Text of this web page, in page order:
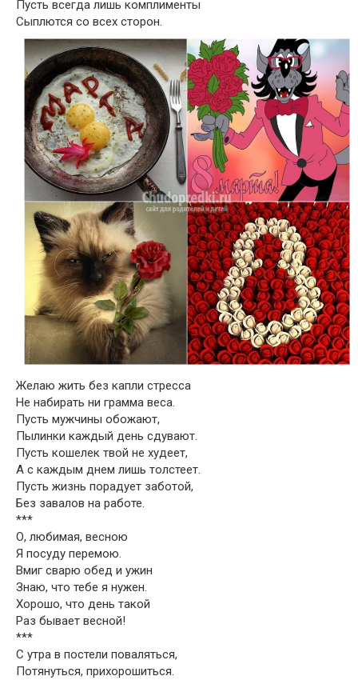
Пусть всегда лишь комплименты
Сыплются со всех сторон.
Желаю жить без капли стресса
Не набирать ни грамма веса.
Пусть мужчины обожают,
Пылинки каждый день сдувают.
Пусть кошелек твой не худеет,
А с каждым днем лишь толстеет.
Пусть жизнь порадует заботой,
Без завалов на работе.
***
О, любимая, весною
Я посуду перемою.
Вмиг сварю обед и ужин
Знаю, что тебе я нужен.
Хорошо, что день такой
Раз бывает весной!
***
С утра в постели поваляться,
Потянуться, прихорошиться.